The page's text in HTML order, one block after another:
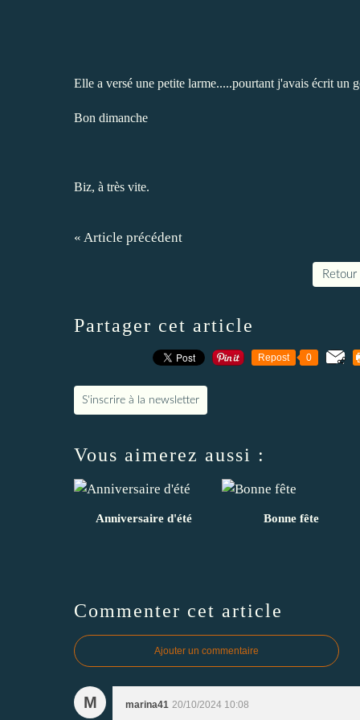
Elle a versé une petite larme.....pourtant j'avais écrit un
Bon dimanche
Biz, à très vite.
« Article précédent
Retour
Partager cet article
Repost 0
S'inscrire à la newsletter
Vous aimerez aussi :
Anniversaire d'été Bonne fête
Commenter cet article
Ajouter un commentaire
M marina41 20/10/2024 10:08